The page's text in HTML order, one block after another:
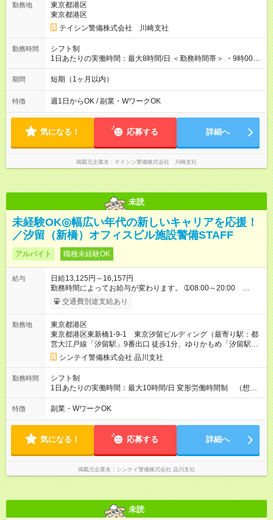
得費用は会社が全額負担します。 ＜＜ ✨紹介報奨金キャンペー
ン✨ ＞＞ 紹介する側＆入社する側も嬉しい制度！ 条件に応じ
て、下記報奨金を支給♪ ■紹介者：最大10万円 ■入社者：最大5万
円 ■入社者（即戦力）：最大7万円 【試用期間】試用期間あり 試
用期間の長さ：2ヶ月 雇用形態、給与は本採用時と同じです。
勤務地
東京都港区
東京都港区
テイシン警備株式会社 川崎支社
勤務時間
シフト制
1日あたりの実働時間：最大8時間/日 ＜勤務時間帯＞ ・9時00分
～18時00分 ・20時00分～05時00分 ◎週1日から勤務可能で、1
週間ごとの自己申告制シフトを採用。短期勤務や副業としての
イフスタイルに合わせた働き方ができます。有給休暇も積極的
に取得可能です！
期間 短期（1ヶ月以内）
特徴 週1日からOK / 副業・WワークOK
気になる！ 応募する 詳細へ
掲載元企業名 テイシン警備株式会社 川崎支社
未読
未経験OK◎幅広い年代の新しいキャリアを応援！
／汐留（新橋）オフィスビル施設警備STAFF
アルバイト 職種未経験OK
給与
日給13,125円～16,157円
勤務時間によってお給与が変わります。 ➀08:00～20:00
13,125円～ ➁20:00～08:00 14,688円～ ※他時間帯のお仕事も
ございます。 ※別途資格手当がございます。 例：自衛消防技
級救命講習修了 250円/日 など 【試用期間】試用期間あり 試
用期間の長さ：2週間 雇用形態、給与は本採用時と同じです。
交通費別途支給あり
勤務地
東京都港区
東京都港区東新橋1-9-1 東京汐留ビルディング（最寄り駅：都
営大江戸線「汐留駅」9番出口 徒歩1分、ゆりかもめ「汐留駅」
東出口 徒歩1分、JR「新橋駅」汐留口 徒歩7分）
シンテイ警備株式会社 品川支社
勤務時間
シフト制
1日あたりの実働時間：最大10時間/日 変形労働時間制 （想定
労働時間 170時間/月） 【シフト例】 ➀08:00～20:00（休憩時
間120分） ➁20:00～08:00（休憩時間120分）
特徴 副業・WワークOK
気になる！ 応募する 詳細へ
掲載元企業名 シンテイ警備株式会社 品川支社
未読